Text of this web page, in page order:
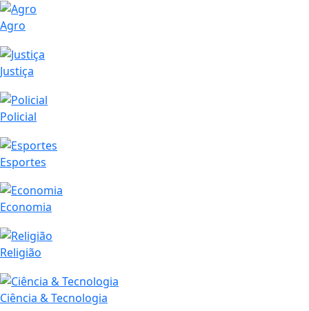
Agro
Justiça
Policial
Esportes
Economia
Religião
Ciência & Tecnologia